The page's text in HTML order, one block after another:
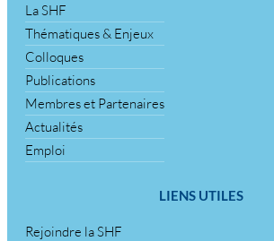
La SHF
Thématiques & Enjeux
Colloques
Publications
Membres et Partenaires
Actualités
Emploi
LIENS UTILES
Rejoindre la SHF